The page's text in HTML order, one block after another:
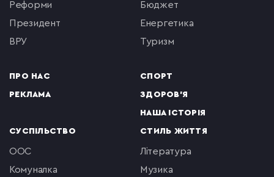
реформи
президент
ВРУ
ПРО НАС
РЕКЛАМА
бюджет
енергетика
туризм
СПОРТ
ЗДОРОВ'Я
НАША ІСТОРІЯ
СУСПІЛЬСТВО
ООС
комуналка
СТИЛЬ ЖИТТЯ
література
музика